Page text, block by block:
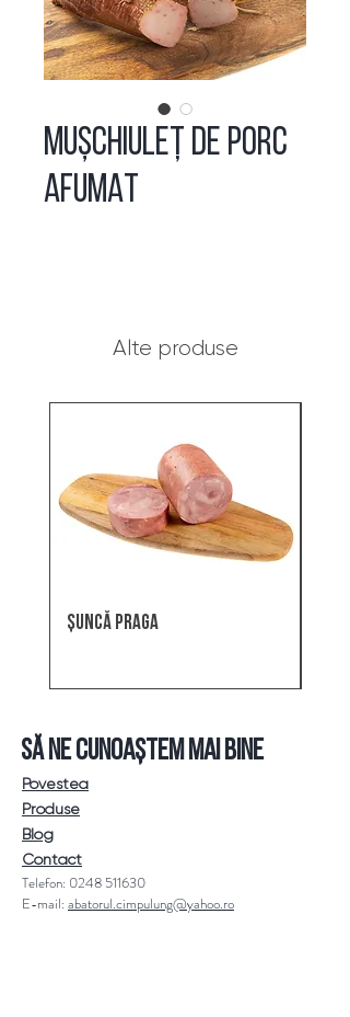
MUȘCHIULEȚ DE PORC
AFUMAT
Alte produse
ȘUNCĂ PRAGA
SĂ NE CUNOAȘTEM MAI BINE
Povestea
Produse
Blog
Contact
Telefon: 0248 511630
E-mail:abatorul.cimpulung@yahoo.ro